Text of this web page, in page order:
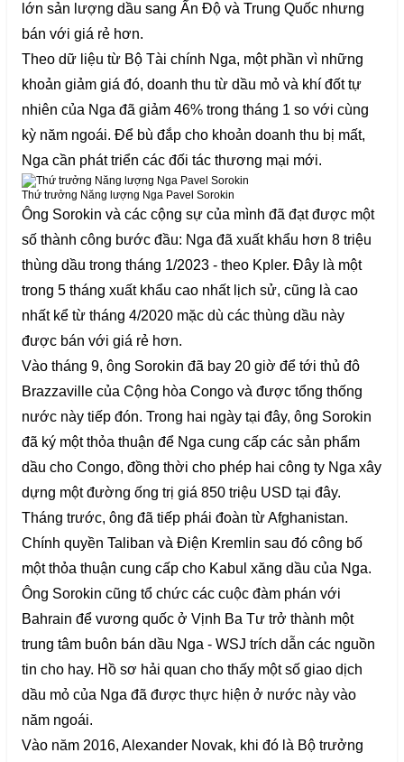
lớn sản lượng dầu sang Ấn Độ và Trung Quốc nhưng
bán với giá rẻ hơn.
Theo dữ liệu từ Bộ Tài chính Nga, một phần vì những
khoản giảm giá đó, doanh thu từ dầu mỏ và khí đốt tự
nhiên của Nga đã giảm 46% trong tháng 1 so với cùng
kỳ năm ngoái. Để bù đắp cho khoản doanh thu bị mất,
Nga cần phát triển các đối tác thương mại mới.
Thứ trưởng Năng lượng Nga Pavel Sorokin
Ông Sorokin và các cộng sự của mình đã đạt được một
số thành công bước đầu: Nga đã xuất khẩu hơn 8 triệu
thùng dầu trong tháng 1/2023 - theo Kpler. Đây là một
trong 5 tháng xuất khẩu cao nhất lịch sử, cũng là cao
nhất kể từ tháng 4/2020 mặc dù các thùng dầu này
được bán với giá rẻ hơn.
Vào tháng 9, ông Sorokin đã bay 20 giờ để tới thủ đô
Brazzaville của Cộng hòa Congo và được tổng thống
nước này tiếp đón. Trong hai ngày tại đây, ông Sorokin
đã ký một thỏa thuận để Nga cung cấp các sản phẩm
dầu cho Congo, đồng thời cho phép hai công ty Nga xây
dựng một đường ống trị giá 850 triệu USD tại đây.
Tháng trước, ông đã tiếp phái đoàn từ Afghanistan.
Chính quyền Taliban và Điện Kremlin sau đó công bố
một thỏa thuận cung cấp cho Kabul xăng dầu của Nga.
Ông Sorokin cũng tổ chức các cuộc đàm phán với
Bahrain để vương quốc ở Vịnh Ba Tư trở thành một
trung tâm buôn bán dầu Nga - WSJ trích dẫn các nguồn
tin cho hay. Hồ sơ hải quan cho thấy một số giao dịch
dầu mỏ của Nga đã được thực hiện ở nước này vào
năm ngoái.
Vào năm 2016, Alexander Novak, khi đó là Bộ trưởng